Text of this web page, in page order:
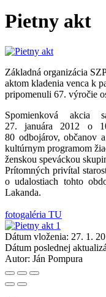
Pietny akt
Základná organizácia
aktom kladenia venca k
pripomenuli 67. výročie
Spomienková akcia
27. januára 2012 o
80 odbojárov, občanov
kultúrnym programom
ženskou speváckou
Prítomných privítal
o udalostiach tohto
Lakanda.
fotogaléria TU
Dátum vloženia: 27. 1.
Dátum poslednej
Autor: Ján Pompura